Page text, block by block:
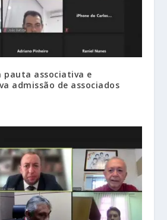
pauta associativa e
admissão de associados